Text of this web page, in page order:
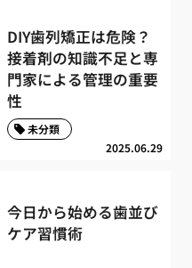
DIY歯列矯正は危険？
接着剤の知識不足と専
門家による管理の重要
性
2025.06.29
未分類
今日から始める歯並び
ケア習慣術